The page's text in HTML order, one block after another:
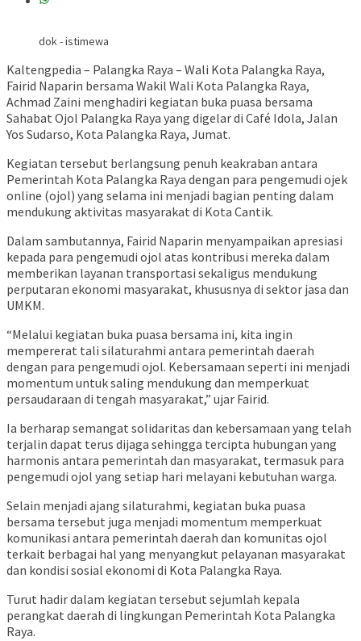
dok - istimewa
Kaltengpedia – Palangka Raya – Wali Kota Palangka Raya,
Fairid Naparin bersama Wakil Wali Kota Palangka Raya,
Achmad Zaini menghadiri kegiatan buka puasa bersama
Sahabat Ojol Palangka Raya yang digelar di Café Idola, Jalan
Yos Sudarso, Kota Palangka Raya, Jumat.
Kegiatan tersebut berlangsung penuh keakraban antara
Pemerintah Kota Palangka Raya dengan para pengemudi ojek
online (ojol) yang selama ini menjadi bagian penting dalam
mendukung aktivitas masyarakat di Kota Cantik.
Dalam sambutannya, Fairid Naparin menyampaikan apresiasi
kepada para pengemudi ojol atas kontribusi mereka dalam
memberikan layanan transportasi sekaligus mendukung
perputaran ekonomi masyarakat, khususnya di sektor jasa dan
UMKM.
“Melalui kegiatan buka puasa bersama ini, kita ingin
mempererat tali silaturahmi antara pemerintah daerah
dengan para pengemudi ojol. Kebersamaan seperti ini menjadi
momentum untuk saling mendukung dan memperkuat
persaudaraan di tengah masyarakat,” ujar Fairid.
Ia berharap semangat solidaritas dan kebersamaan yang telah
terjalin dapat terus dijaga sehingga tercipta hubungan yang
harmonis antara pemerintah dan masyarakat, termasuk para
pengemudi ojol yang setiap hari melayani kebutuhan warga.
Selain menjadi ajang silaturahmi, kegiatan buka puasa
bersama tersebut juga menjadi momentum memperkuat
komunikasi antara pemerintah daerah dan komunitas ojol
terkait berbagai hal yang menyangkut pelayanan masyarakat
dan kondisi sosial ekonomi di Kota Palangka Raya.
Turut hadir dalam kegiatan tersebut sejumlah kepala
perangkat daerah di lingkungan Pemerintah Kota Palangka
Raya.